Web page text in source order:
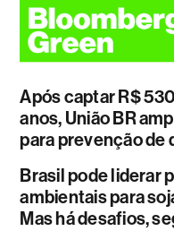
Após captar R$
anos, União BR
para prevenção de
Brasil pode liderar
ambientais para
Mas há desafios,